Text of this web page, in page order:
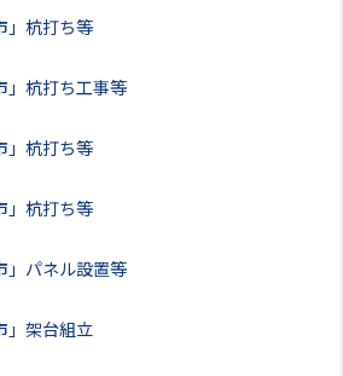
」杭打ち等
」杭打ち工事等
」杭打ち等
」杭打ち等
」パネル設置等
」架台組立